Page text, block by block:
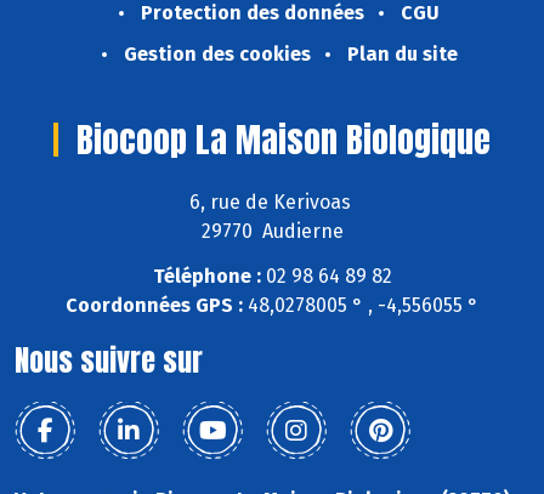
Protection des données
CGU
Gestion des cookies
Plan du site
Biocoop La Maison Biologique
6, rue de Kerivoas
29770 Audierne
Téléphone :02 98 64 89 82
Coordonnées GPS : 48,0278005 ° , -4,556055 °
Nous suivre sur